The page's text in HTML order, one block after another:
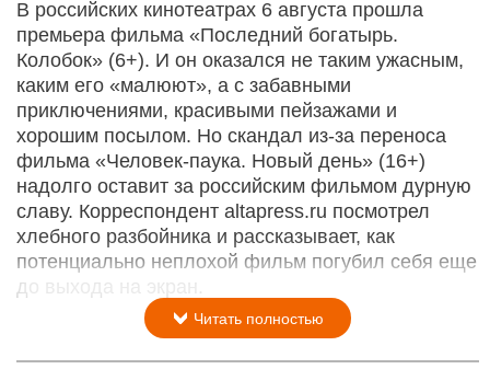
В российских кинотеатрах 6 августа прошла
премьера фильма «Последний богатырь.
Колобок» (6+). И он оказался не таким ужасным,
каким его «малюют», а с забавными
приключениями, красивыми пейзажами и
хорошим посылом. Но скандал из-за переноса
фильма «Человек-паука. Новый день» (16+)
надолго оставит за российским фильмом дурную
славу. Корреспондент altapress.ru посмотрел
хлебного разбойника и рассказывает, как
потенциально неплохой фильм погубил себя еще
до выхода на экран.
Читать полностью